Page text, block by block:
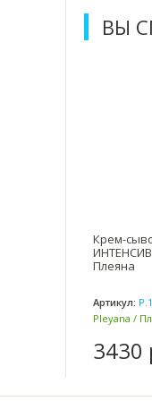
ВЫ
Крем-
Плеяна
Артикул:
Pleyana /
3430